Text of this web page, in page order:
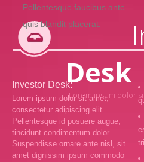
Pellentesque faucibus ante
quis blandit placerat.
Desk
Lorem ipsum dolor
Investor Desk:
Lorem ipsum dolor sit amet,
consectetur adipiscing elit.
Pellentesque id posuere augue,
tincidunt condimentum dolor.
Suspendisse ornare ante nisl, sit
amet dignissim ipsum commodo